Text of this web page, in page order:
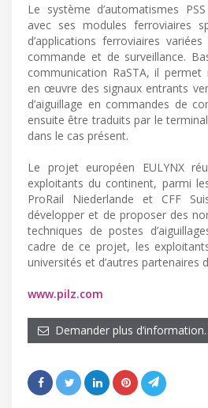
Le système d’automatismes
avec ses modules ferroviaires
d’applications ferroviaires
commande et de surveillance.
communication RaSTA, il
en œuvre des signaux entrants
d’aiguillage en commandes de
ensuite être traduits par le
dans le cas présent.
Le projet européen EULYNX
exploitants du continent, parmi
ProRail Niederlande et CFF
développer et de proposer des
techniques de postes
cadre de ce projet, les
universités et d’autres partenaires
www.pilz.com
Demander plus